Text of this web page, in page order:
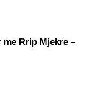
me Rrip Mjekre –